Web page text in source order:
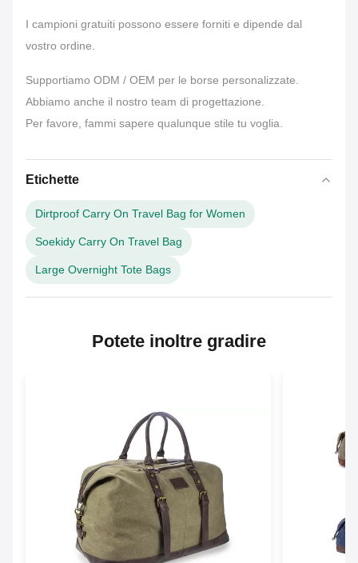
I campioni gratuiti possono essere forniti e dipende dal
vostro ordine.
Supportiamo ODM / OEM per le borse personalizzate.
Abbiamo anche il nostro team di progettazione.
Per favore, fammi sapere qualunque stile tu voglia.
Etichette
Dirtproof Carry On Travel Bag for Women
Soekidy Carry On Travel Bag
Large Overnight Tote Bags
Potete inoltre gradire